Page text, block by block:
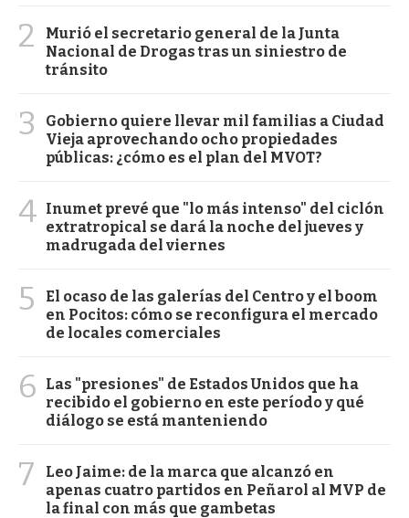
2
Murió el secretario general de la Junta
Nacional de Drogas tras un siniestro de
tránsito
3
Gobierno quiere llevar mil familias a Ciudad
Vieja aprovechando ocho propiedades
públicas: ¿cómo es el plan del MVOT?
4 Inumet prevé que "lo más intenso" del ciclón
extratropical se dará la noche del jueves y
madrugada del viernes
5
El ocaso de las galerías del Centro y el boom
en Pocitos: cómo se reconfigura el mercado
de locales comerciales
6
Las "presiones" de Estados Unidos que ha
recibido el gobierno en este período y qué
diálogo se está manteniendo
7
Leo Jaime: de la marca que alcanzó en
apenas cuatro partidos en Peñarol al MVP de
la final con más que gambetas